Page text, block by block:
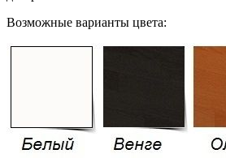
Возможные варианты цвета: